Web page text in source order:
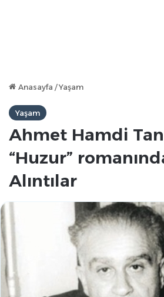
Anasayfa /Yaşam
Yaşam
Ahmet Hamdi
“Huzur”
Alıntılar